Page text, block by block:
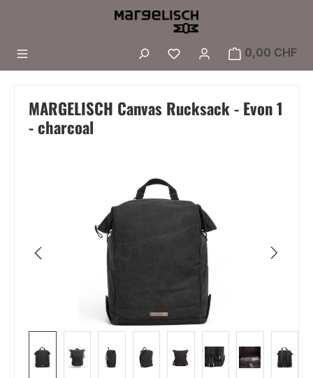
Zum Hauptinhalt springen
Du hast 0 Produkte
0,00 CHF
MARGELISCH Canvas Rucksack - Evon 1
- charcoal